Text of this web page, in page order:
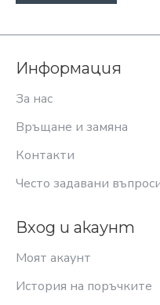
Информация
За нас
Връщане и замяна
Контакти
Често задавани
Вход и акаунт
Моят акаунт
История на поръчките